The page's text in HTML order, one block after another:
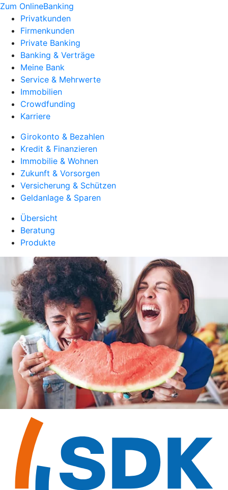
Zum OnlineBanking
Privatkunden
Firmenkunden
Private Banking
Banking & Verträge
Meine Bank
Service & Mehrwerte
Immobilien
Crowdfunding
Karriere
Girokonto & Bezahlen
Kredit & Finanzieren
Immobilie & Wohnen
Zukunft & Vorsorgen
Versicherung & Schützen
Geldanlage & Sparen
Übersicht
Beratung
Produkte